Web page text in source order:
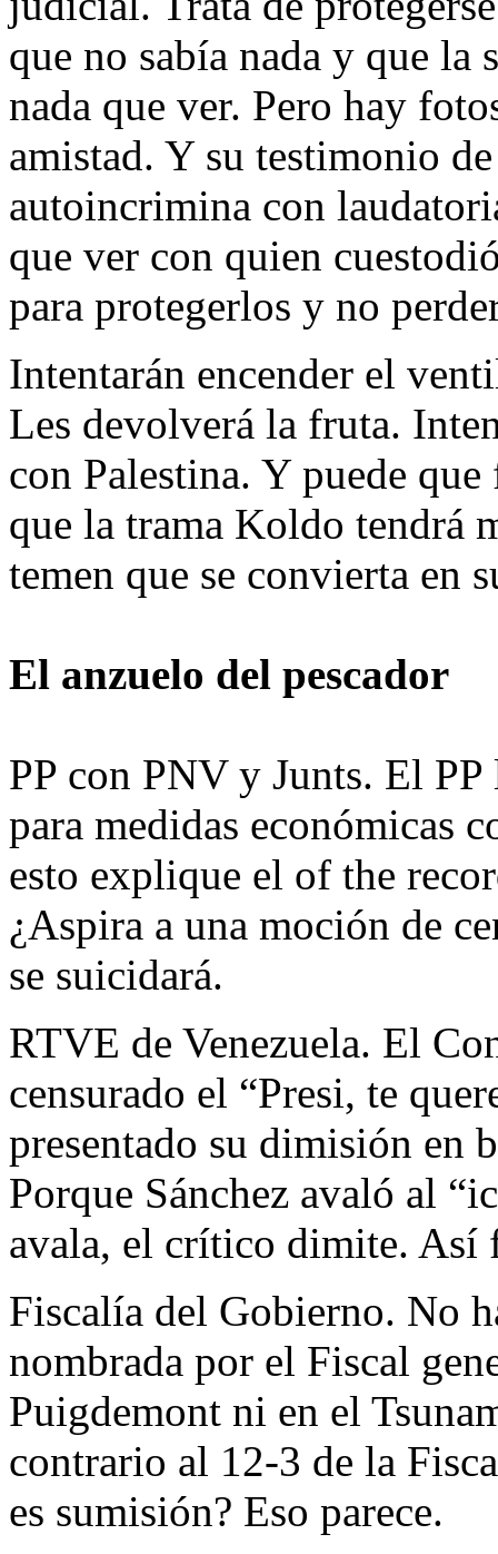
que no sabía nada y que la
nada que ver. Pero hay
amistad. Y su testimonio
autoincrimina con
que ver con quien
para protegerlos y no
Intentarán encender el
Les devolverá la fruta.
con Palestina. Y puede
que la trama Koldo tendrá
temen que se convierta en
El anzuelo del pescador
PP con PNV y Junts. El
para medidas económicas
esto explique el of the
¿Aspira a una moción de
se suicidará.
RTVE de Venezuela. El
censurado el “Presi, te
presentado su dimisión
Porque Sánchez avaló al
avala, el crítico dimite. Así
Fiscalía del Gobierno. No
nombrada por el Fiscal
Puigdemont ni en el
contrario al 12-3 de la
es sumisión? Eso parece.